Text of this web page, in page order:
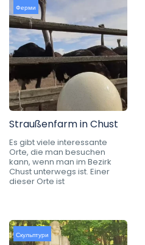
Ферми
Straußenfarm in Chust
Es gibt viele interessante
Orte, die man besuchen
kann, wenn man im Bezirk
Chust unterwegs ist. Einer
dieser Orte ist
Скульптури